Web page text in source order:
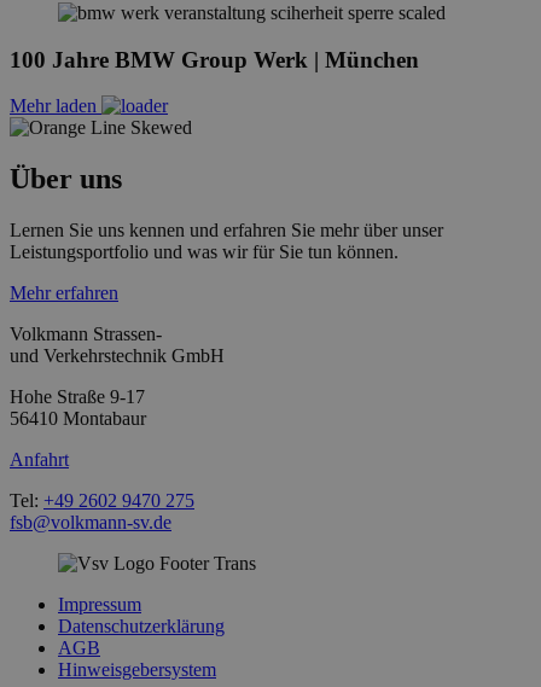
100 Jahre BMW Group Werk | München
Mehr laden
Über uns
Lernen Sie uns kennen und erfahren Sie mehr über unser
Leistungsportfolio und was wir für Sie tun können.
Mehr erfahren
Volkmann Strassen-
und Verkehrstechnik GmbH
Hohe Straße 9-17
56410 Montabaur
Anfahrt
Tel: +49 2602 9470 275
fsb@volkmann-sv.de
Impressum
Datenschutzerklärung
AGB
Hinweisgebersystem